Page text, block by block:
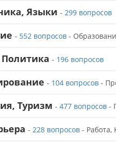
Языки - 299 вопросов
- 552 вопросов -
- 196 вопросов
- 104 вопросов -
Туризм - 477 вопросов -
- 228 вопросов - Работа,